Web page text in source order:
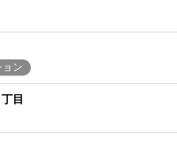
ン
目